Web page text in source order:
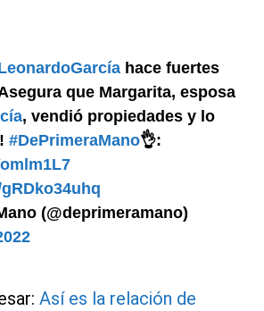
hace fuertes
que Margarita, esposa
, vendió propiedades y lo
#DePrimeraMano👌:
(@deprimeramano)
Así es la relación de